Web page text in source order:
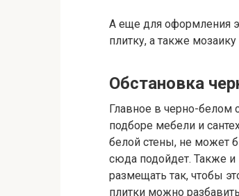
А еще для оформления
плитку, а также
Обстановка
Главное в черно-белом
подборе мебели и
белой стены, не может
сюда подойдет. Также
размещать так, чтобы
плитки можно